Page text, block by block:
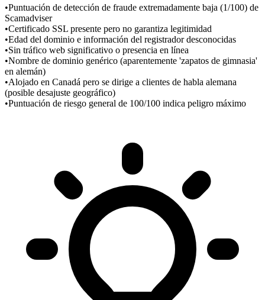
•Puntuación de detección de fraude extremadamente baja (1/100) de
Scamadviser
•Certificado SSL presente pero no garantiza legitimidad
•Edad del dominio e información del registrador desconocidas
•Sin tráfico web significativo o presencia en línea
•Nombre de dominio genérico (aparentemente 'zapatos de gimnasia'
en alemán)
•Alojado en Canadá pero se dirige a clientes de habla alemana
(posible desajuste geográfico)
•Puntuación de riesgo general de 100/100 indica peligro máximo